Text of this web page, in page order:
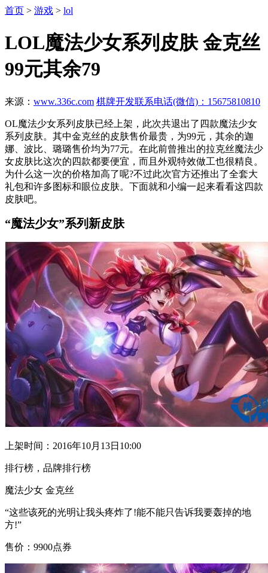
首页 > 游戏 > lol
LOL魔法少女系列皮肤 金克丝
99元其余79
来源： www.336c.com 棋牌开发联系电话(微信)：15675810810
OL魔法少女系列皮肤已经上架，此次共退出了四款魔法少女
系列皮肤。其中金克丝的皮肤售价最贵，为99元，其余的迦
娜、波比、璐璐售价均为77元。在此前曾推出的拉克丝魔法少
女皮肤比这次的四款都要便宜，而且外观特效做工也很精良。
为什么这一次的价格加高了呢?不过此次官方还推出了全套大
礼包和许多图标和眼位皮肤。下面就和小编一起来看看这四款
皮肤吧。
“魔法少女”系列新皮肤
上架时间：2016年10月13日10:00
排行榜，品牌排行榜
魔法少女 金克丝
“这些该死的光明让我头疼炸了!能不能只告诉我要轰掉的地
方!”
售价：9900点券